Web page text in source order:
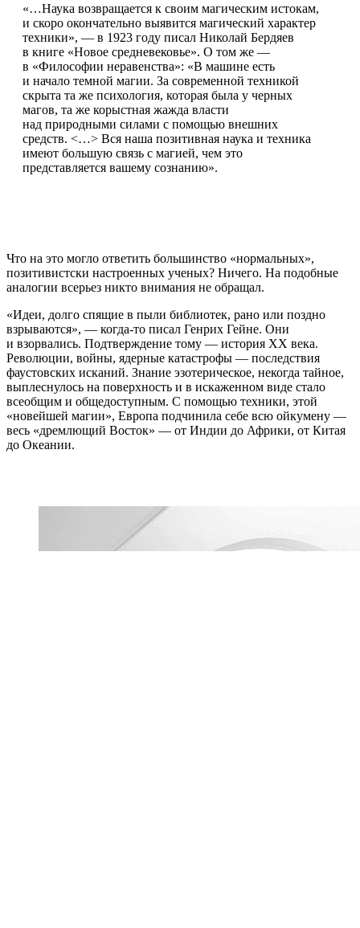
«…Наука возвращается к своим магическим истокам,
и скоро окончательно выявится магический характер
техники», — в 1923 году писал Николай Бердяев
в книге «Новое средневековье». О том же —
в «Философии неравенства»: «В машине есть
и начало темной магии. За современной техникой
скрыта та же психология, которая была у черных
магов, та же корыстная жажда власти
над природными силами с помощью внешних
средств. <…> Вся наша позитивная наука и техника
имеют большую связь с магией, чем это
представляется вашему сознанию».
Что на это могло ответить большинство «нормальных»,
позитивистски настроенных ученых? Ничего. На подобные
аналогии всерьез никто внимания не обращал.
«Идеи, долго спящие в пыли библиотек, рано или поздно
взрываются», — когда-то писал Генрих Гейне. Они
и взорвались. Подтверждение тому — история XX века.
Революции, войны, ядерные катастрофы — последствия
фаустовских исканий. Знание эзотерическое, некогда тайное,
выплеснулось на поверхность и в искаженном виде стало
всеобщим и общедоступным. С помощью техники, этой
«новейшей магии», Европа подчинила себе всю ойкумену —
весь «дремлющий Восток» — от Индии до Африки, от Китая
до Океании.